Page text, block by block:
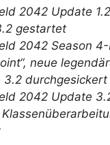
2042 Update
gestartet
2042 Season
neue
3.2 durchgesickert
2042 Update